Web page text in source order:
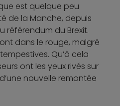
est quelque peu
de la Manche, depuis
référendum du Brexit.
dans le rouge, malgré
Qu’à cela
ont les yeux rivés sur
nouvelle remontée